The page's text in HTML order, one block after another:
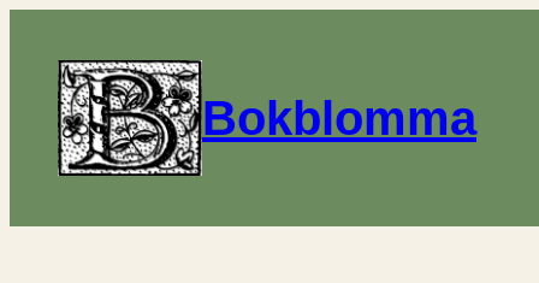
Bokblomma